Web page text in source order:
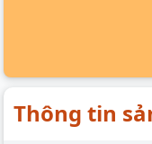
Thông tin